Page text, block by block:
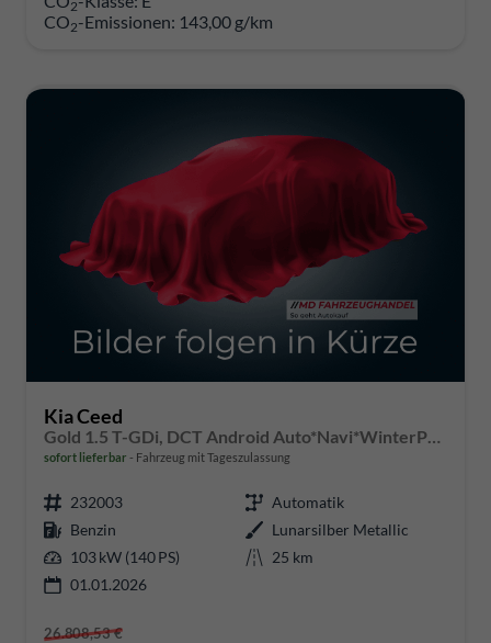
2
CO2-Emissionen: 143,00 g/km
Kia Ceed
sofort lieferbar Fahrzeug mit Tageszulassung
232003
Automatik
Benzin
Lunarsilber Metallic
103 kW (140 PS)
25 km
01.01.2026
26.808,53 €